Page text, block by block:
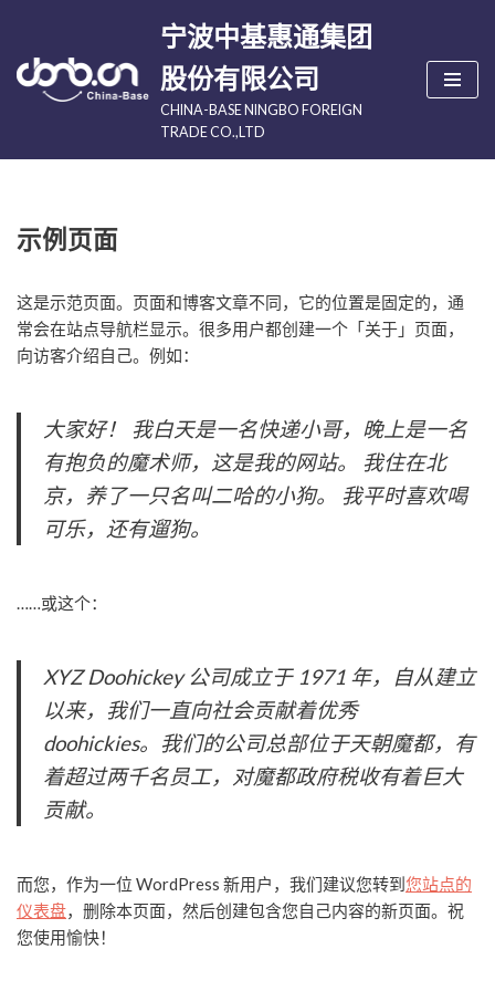
跳
至
宁波中基惠通集团
股份有限公司
CHINA-BASE NINGBO FOREIGN
TRADE CO.,LTD
示例页面
这是示范页面。页面和博客文章不同，它的位置是固定的，通
常会在站点导航栏显示。很多用户都创建一个「关于」页面，
向访客介绍自己。例如：
大家好！ 我白天是一名快递小哥，晚上是一名
有抱负的魔术师，这是我的网站。 我住在北
京，养了一只名叫二哈的小狗。 我平时喜欢喝
可乐，还有遛狗。
……或这个：
XYZ Doohickey 公司成立于 1971 年，自从建立
以来，我们一直向社会贡献着优秀
doohickies。我们的公司总部位于天朝魔都，有
着超过两千名员工，对魔都政府税收有着巨大
贡献。
而您，作为一位 WordPress 新用户，我们建议您转到您站点的
仪表盘，删除本页面，然后创建包含您自己内容的新页面。祝
您使用愉快！